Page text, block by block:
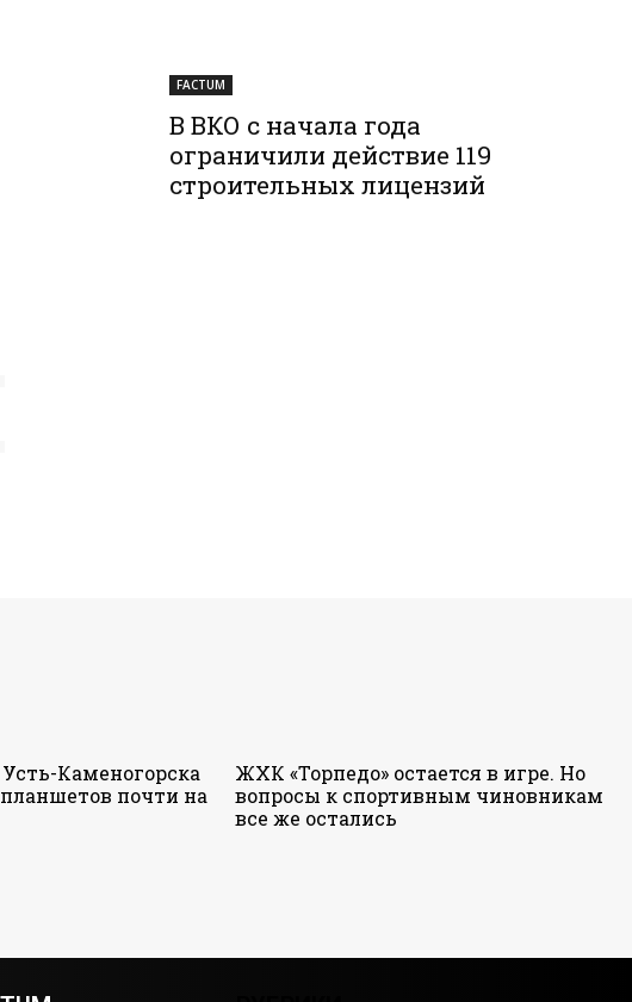
FACTUM
В ВКО с начала года
ограничили действие 119
строительных лицензий
Каменогорска
почти на
ЖХК «Торпедо» остается в игре. Но
вопросы к спортивным чиновникам
все же остались